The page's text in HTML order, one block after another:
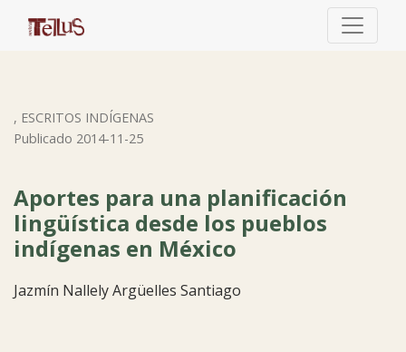
Aportes para una planificación lingüística desde los
, ESCRITOS INDÍGENAS
Aportes para una planificación
lingüística desde los pueblos
indígenas en México
Publicado 2014-11-25
Jazmín Nallely Argüelles Santiago